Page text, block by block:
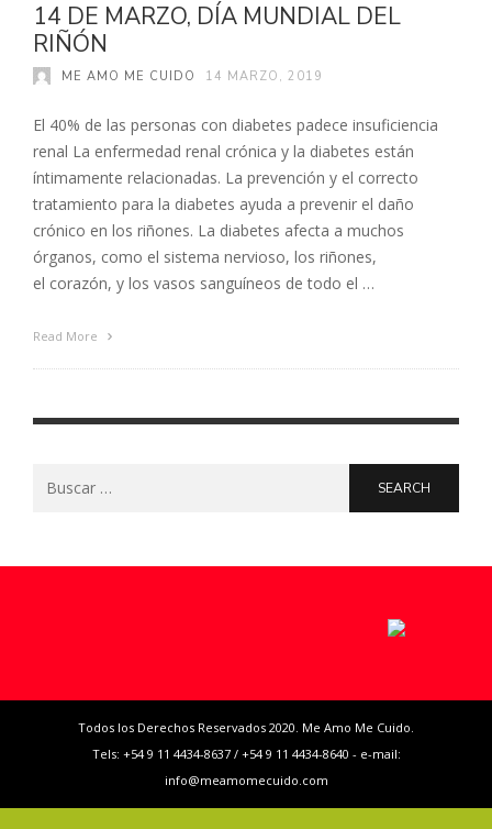
14 DE MARZO, DÍA MUNDIAL DEL
RIÑÓN
ME AMO ME CUIDO 14 MARZO, 2019
El 40% de las personas con diabetes padece insuficiencia
renal La enfermedad renal crónica y la diabetes están
íntimamente relacionadas. La prevención y el correcto
tratamiento para la diabetes ayuda a prevenir el daño
crónico en los riñones. La diabetes afecta a muchos
órganos, como el sistema nervioso, los riñones,
el corazón, y los vasos sanguíneos de todo el …
Read More
Todos los Derechos Reservados 2020. Me Amo Me Cuido.
Tels: +54 9 11 4434-8637 / +54 9 11 4434-8640 - e-mail:
info@meamomecuido.com